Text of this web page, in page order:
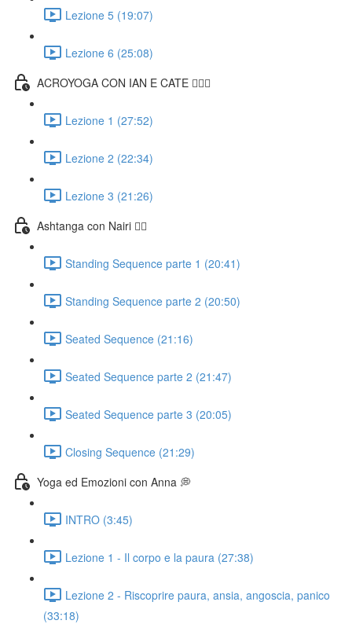
Lezione 5 (19:07)
Lezione 6 (25:08)
ACROYOGA CON IAN E CATE 🤸🏻‍♀️
Lezione 1 (27:52)
Lezione 2 (22:34)
Lezione 3 (21:26)
Ashtanga con Nairi 🧘‍♀️
Standing Sequence parte 1 (20:41)
Standing Sequence parte 2 (20:50)
Seated Sequence (21:16)
Seated Sequence parte 2 (21:47)
Seated Sequence parte 3 (20:05)
Closing Sequence (21:29)
Yoga ed Emozioni con Anna 💭
INTRO (3:45)
Lezione 1 - Il corpo e la paura (27:38)
Lezione 2 - Riscoprire paura, ansia, angoscia, panico
(33:18)